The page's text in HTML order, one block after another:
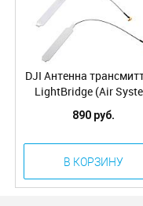
DJI Антенна
LightBridge (Air
Antenna) (Part4)
890 руб.
В КОРЗИНУ